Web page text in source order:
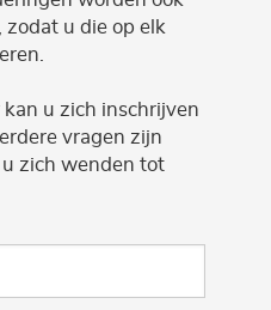
, zodat u die op elk
u zich inschrijven
vragen zijn
zich wenden tot